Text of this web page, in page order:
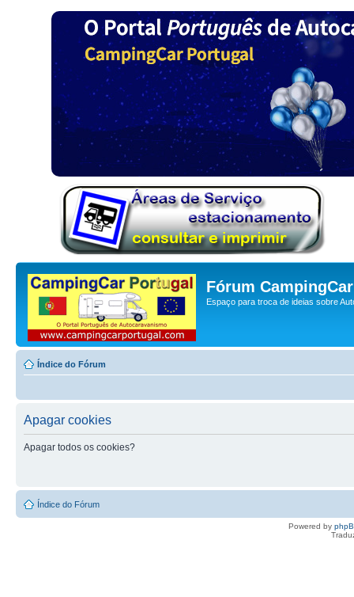
Fórum
Espaço para troca de ideias sobre
Índice do Fórum
Apagar cookies
Apagar todos os cookies?
Índice do Fórum
Powered by